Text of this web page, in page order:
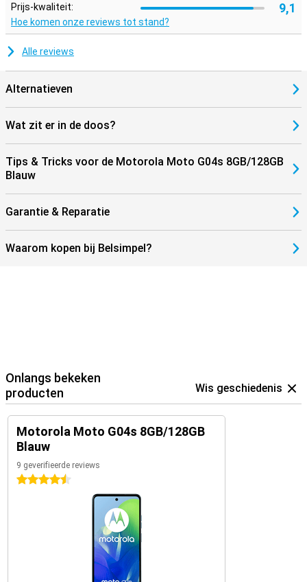
Prijs-kwaliteit: 9,1
Hoe komen onze reviews tot stand?
Alle reviews
Alternatieven
Wat zit er in de doos?
Tips & Tricks voor de Motorola Moto G04s 8GB/128GB
Blauw
Garantie & Reparatie
Waarom kopen bij Belsimpel?
Onlangs bekeken
producten
Wis geschiedenis
Motorola Moto G04s 8GB/128GB
Blauw
9 geverifieerde reviews
4.5 sterren